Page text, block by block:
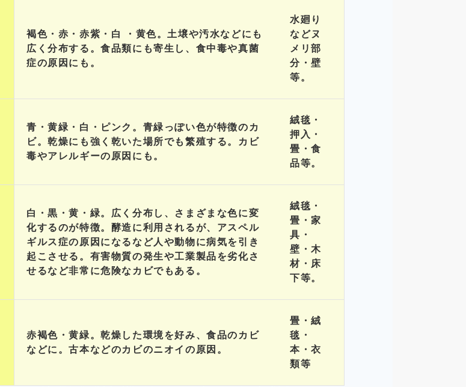
褐色・赤・赤紫・白 ・黄色。土壌や汚水などにも
広く分布する。食品類にも寄生し、食中毒や真菌
症の原因にも。
水廻り
などヌ
メリ部
分・壁
等。
青・黄緑・白・ピンク。青緑っぽい色が特徴のカ
ビ。乾燥にも強く乾いた場所でも繁殖する。カビ
毒やアレルギーの原因にも。
絨毯・
押入・
畳・食
品等。
白・黒・黄・緑。広く分布し、さまざまな色に変
化するのが特徴。酵造に利用されるが、アスペル
ギルス症の原因になるなど人や動物に病気を引き
起こさせる。有害物質の発生や工業製品を劣化さ
せるなど非常に危険なカビでもある。
絨毯・
畳・家
具・
壁・木
材・床
下等。
赤褐色・黄緑。乾燥した環境を好み、食品のカビ
などに。古本などのカビのニオイの原因。
畳・絨
毯・
本・衣
類等